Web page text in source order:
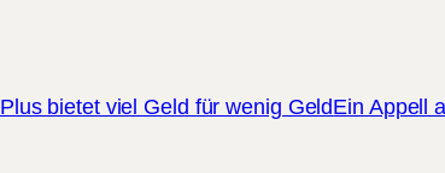
Plus bietet viel Geld für wenig GeldEin Appell